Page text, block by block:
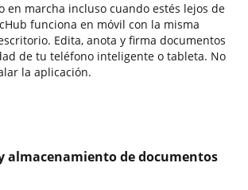
en marcha incluso cuando estés lejos de
funciona en móvil con la misma
Edita, anota y firma documentos
de tu teléfono inteligente o tableta. No
la aplicación.
almacenamiento de documentos